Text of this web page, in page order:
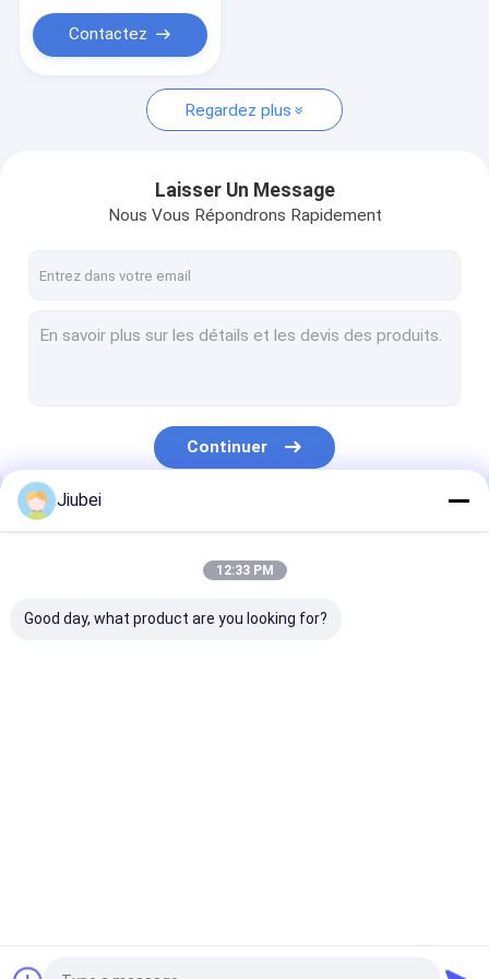
Rideau en vase
Lancement du coussin d'air
Contactez
Regardez plus
Laisser Un Message
Nous Vous Répondrons Rapidement
Continuer
Nos Catégories
Jiubei
12:33 PM
Good day, what product are you looking for?